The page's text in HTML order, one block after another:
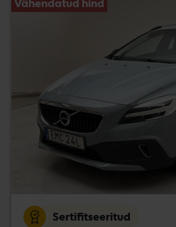
Vähendatud hind
Sertifitseeritud